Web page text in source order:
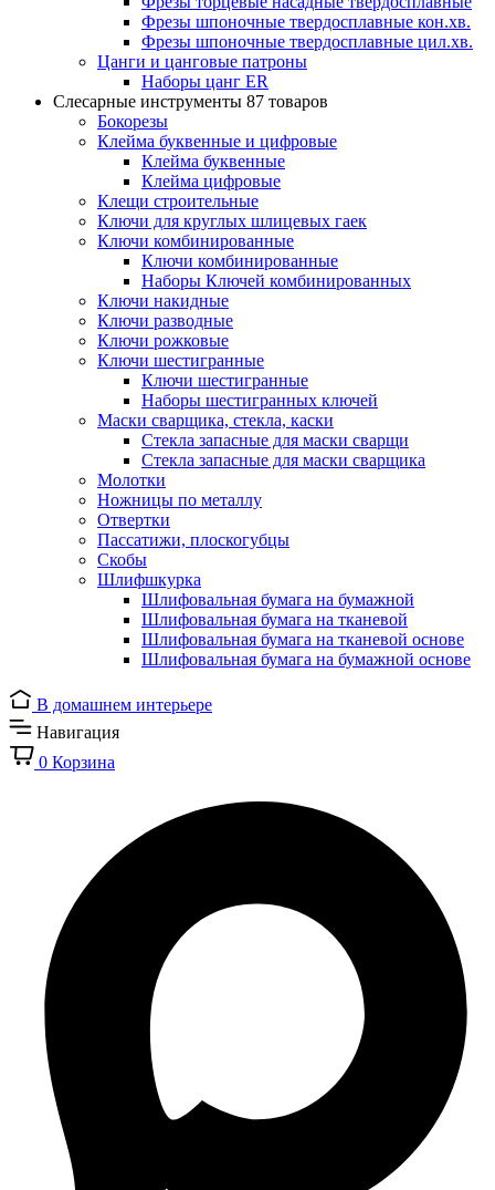
Фрезы шпоночные твердосплавные кон.хв.
Фрезы шпоночные твердосплавные цил.хв.
Цанги и цанговые патроны
Наборы цанг ER
Слесарные инструменты 87 товаров
Бокорезы
Клейма буквенные и цифровые
Клейма буквенные
Клейма цифровые
Клещи строительные
Ключи для круглых шлицевых гаек
Ключи комбинированные
Ключи комбинированные
Наборы Ключей комбинированных
Ключи накидные
Ключи разводные
Ключи рожковые
Ключи шестигранные
Ключи шестигранные
Наборы шестигранных ключей
Маски сварщика, стекла, каски
Стекла запасные для маски сварщи
Стекла запасные для маски сварщика
Молотки
Ножницы по металлу
Отвертки
Пассатижи, плоскогубцы
Скобы
Шлифшкурка
Шлифовальная бумага на бумажной
Шлифовальная бумага на тканевой
Шлифовальная бумага на тканевой основе
Шлифовальная бумага на бумажной основе
В домашнем интерьере
Навигация
0 Корзина